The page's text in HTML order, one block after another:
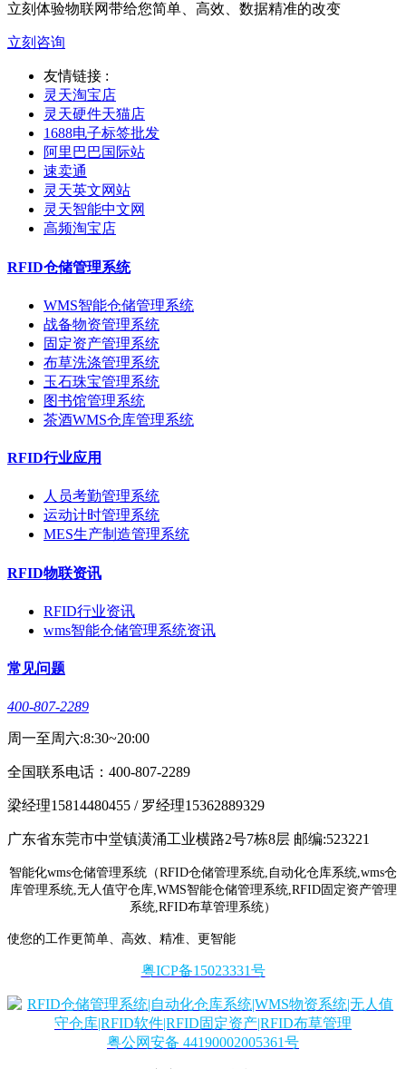
立刻体验物联网带给您简单、高效、数据精准的改变
立刻咨询
友情链接 :
灵天淘宝店
灵天硬件天猫店
1688电子标签批发
阿里巴巴国际站
速卖通
灵天英文网站
灵天智能中文网
高频淘宝店
RFID仓储管理系统
WMS智能仓储管理系统
战备物资管理系统
固定资产管理系统
布草洗涤管理系统
玉石珠宝管理系统
图书馆管理系统
茶酒WMS仓库管理系统
RFID行业应用
人员考勤管理系统
运动计时管理系统
MES生产制造管理系统
RFID物联资讯
RFID行业资讯
wms智能仓储管理系统资讯
常见问题
400-807-2289
周一至周六:8:30~20:00
全国联系电话：400-807-2289
梁经理15814480455 / 罗经理15362889329
广东省东莞市中堂镇潢涌工业横路2号7栋8层 邮编:523221
智能化wms仓储管理系统（RFID仓储管理系统,自动化仓库系统,wms仓
库管理系统,无人值守仓库,WMS智能仓储管理系统,RFID固定资产管理
系统,RFID布草管理系统）
使您的工作更简单、高效、精准、更智能
粤ICP备15023331号
粤公网安备 44190002005361号